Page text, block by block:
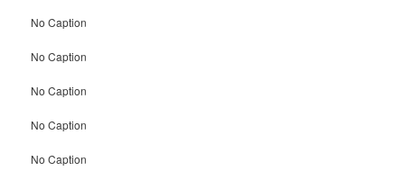
No Caption
No Caption
No Caption
No Caption
No Caption